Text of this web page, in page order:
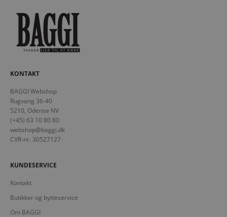
KONTAKT
BAGGI Webshop
Rugvang 36-40
5210, Odense NV
(+45) 63 10 80 80
webshop@baggi.dk
CVR-nr. 30527127
KUNDESERVICE
Kontakt
Butikker og bytteservice
Om BAGGI